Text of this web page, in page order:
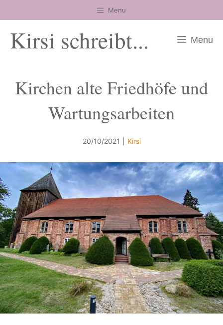
Inhalt
springen
Menu
Kirsi schreibt... Menu
Kirchen alte Friedhöfe und
Wartungsarbeiten
20/10/2021 Kirsi